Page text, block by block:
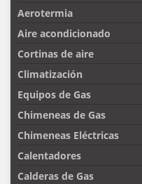
Aerotermia
Aire acondicionado
Cortinas de aire
Climatización
Equipos de Gas
Chimeneas de Gas
Chimeneas Eléctricas
Calentadores
Calderas de Gas